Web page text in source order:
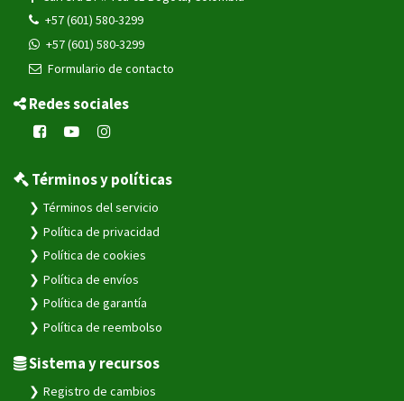
+57 (601) 580-3299
+57 (601) 580-3299
Formulario de contacto
Redes sociales
Términos y políticas
Términos del servicio
Política de privacidad
Política de cookies
Política de envíos
Política de garantía
Política de reembolso
Sistema y recursos
Registro de cambios